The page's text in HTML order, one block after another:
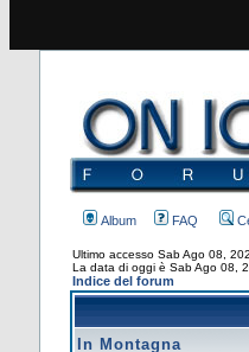
Album FAQ
Ultimo accesso Sab Ago 08,
La data di oggi è Sab Ago 08,
Indice del forum
In Montagna